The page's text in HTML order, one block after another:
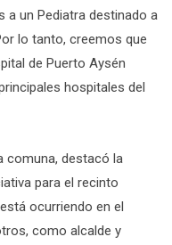
a un Pediatra destinado a
lo tanto, creemos que
de Puerto Aysén
hospitales del
comuna, destacó la
para el recinto
ocurriendo en el
como alcalde y